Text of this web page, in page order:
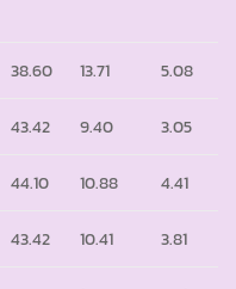
38.60 13.71 5.08
43.42 9.40 3.05
44.10 10.88 4.41
43.42 10.41 3.81